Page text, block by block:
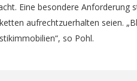
Eine besondere Anforderung
aufrechtzuerhalten seien.
so Pohl.